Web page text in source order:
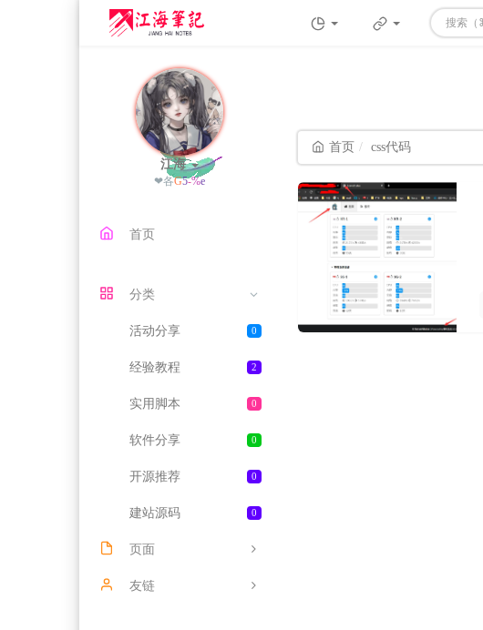
江海
❤"?H_t
首页
分类
0
活动分享
2
经验教程
0
实用脚本
0
软件分享
0
开源推荐
0
建站源码
页面
给我留言
友链
首页 css代码